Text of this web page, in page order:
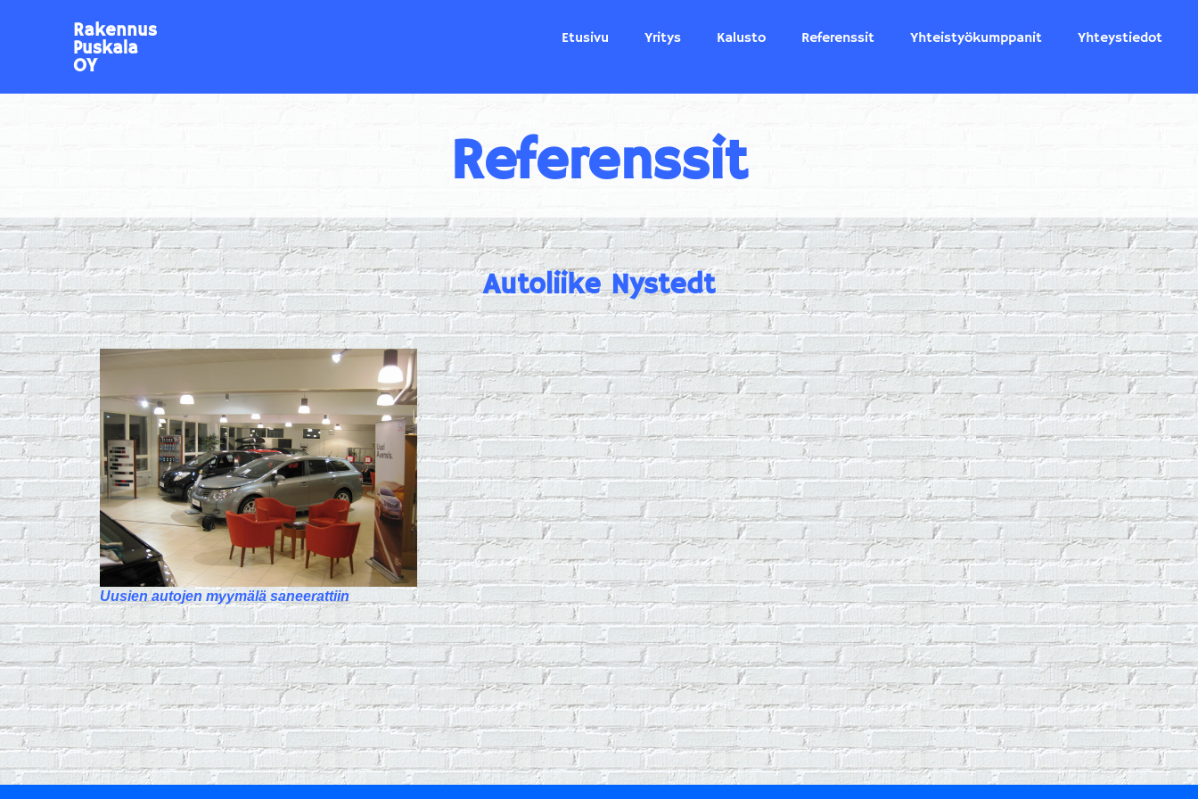
Rakennus
Puskala
OY
Etusivu Yritys Kalusto Referenssit Yhteistyökumppanit Yhteystiedot
Referenssit
Autoliike Nystedt
Uusien autojen myymälä saneerattiin